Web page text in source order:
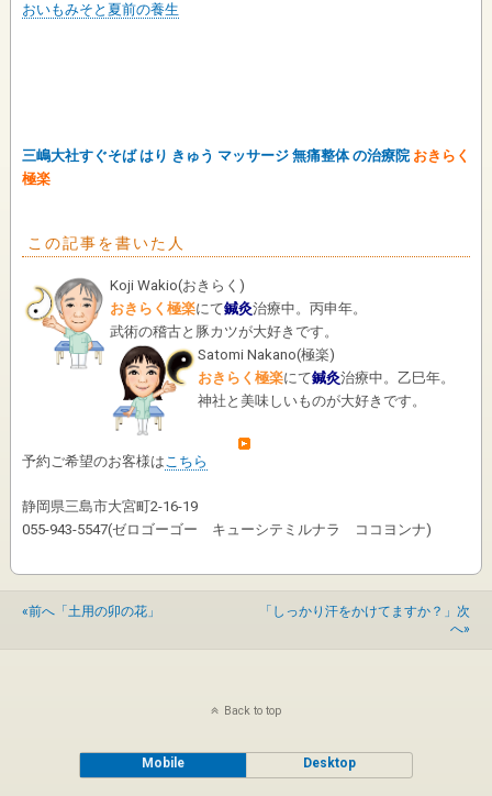
おいもみそと夏前の養生
三嶋大社すぐそば はり きゅう マッサージ 無痛整体 の治療院 おきらく
極楽
この記事を書いた人
Koji Wakio(おきらく )
おきらく極楽にて鍼灸治療中。丙申年。
武術の稽古と豚カツが大好きです。
Satomi Nakano(極楽)
おきらく極楽にて鍼灸治療中。乙巳年。
神社と美味しいものが大好きです。
予約ご希望のお客様は こちら
静岡県三島市大宮町2-16-19
055-943-5547(ゼロゴーゴー キューシテミルナラ ココヨンナ)
«前へ「土用の卯の花」
「しっかり汗をかけてますか？」次
へ»
Back to top
Mobile Desktop